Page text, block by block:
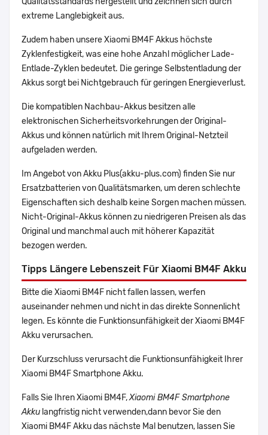
extreme Langlebigkeit aus.
Zudem haben unsere Xiaomi BM4F Akkus höchste
Zyklenfestigkeit, was eine hohe Anzahl möglicher Lade-
Entlade-Zyklen bedeutet. Die geringe Selbstentladung der
Akkus sorgt bei Nichtgebrauch für geringen Energieverlust.
Die kompatiblen Nachbau-Akkus besitzen alle
elektronischen Sicherheitsvorkehrungen der Original-
Akkus und können natürlich mit Ihrem Original-Netzteil
aufgeladen werden.
Im Angebot von Akku Plus(akku-plus.com) finden Sie nur
Ersatzbatterien von Qualitätsmarken, um deren schlechte
Eigenschaften sich deshalb keine Sorgen machen müssen.
Nicht-Original-Akkus können zu niedrigeren Preisen als das
Original und manchmal auch mit höherer Kapazität
bezogen werden.
Tipps Längere Lebenszeit Für Xiaomi BM4F Akku
Bitte die Xiaomi BM4F nicht fallen lassen, werfen
auseinander nehmen und nicht in das direkte Sonnenlicht
legen. Es könnte die Funktionsunfähigkeit der Xiaomi BM4F
Akku verursachen.
Der Kurzschluss verursacht die Funktionsunfähigkeit Ihrer
Xiaomi BM4F Smartphone Akku.
Falls Sie Ihren Xiaomi BM4F,Xiaomi BM4F Smartphone
Akku langfristig nicht verwenden,dann bevor Sie den
Xiaomi BM4F Akku das nächste Mal benutzen, lassen Sie